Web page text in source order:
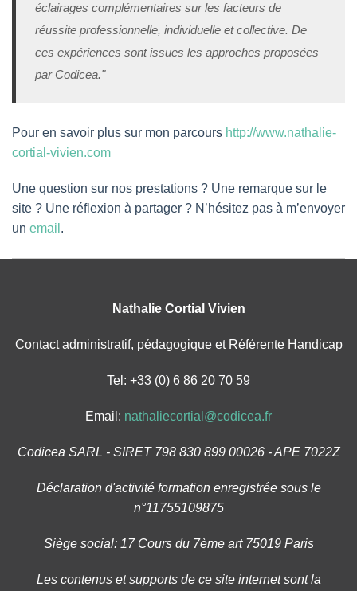
éclairages complémentaires sur les facteurs de
réussite professionnelle, individuelle et collective. De
ces expériences sont issues les approches proposées
par Codicea."
Pour en savoir plus sur mon parcours http://www.nathalie-
cortial-vivien.com
Une question sur nos prestations ? Une remarque sur le
site ? Une réflexion à partager ? N’hésitez pas à m’envoyer
un email .
Nathalie Cortial Vivien
Contact administratif, pédagogique et Référente Handicap
Tel: +33 (0) 6 86 20 70 59
Email: nathaliecortial@codicea.fr
Codicea SARL - SIRET 798 830 899 00026 - APE 7022Z
Déclaration d'activité formation enregistrée sous le
n°11755109875
Siège social: 17 Cours du 7ème art 75019 Paris
Les contenus et supports de ce site internet sont la